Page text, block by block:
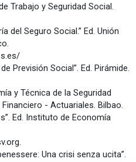
Trabajo y Seguridad Social.
del Seguro Social.” Ed. Unión
Previsión Social”. Ed. Pirámide.
y Técnica de la Seguridad
- Actuariales. Bilbao.
Ed. Instituto de Economía
Una crisi senza ucita”.